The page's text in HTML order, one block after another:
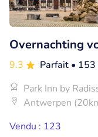
Overnachting
9.3 Parfait •
Park Inn by
Antwerpen
Vendu : 123